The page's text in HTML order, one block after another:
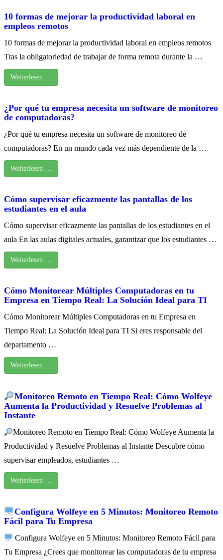
10 formas de mejorar la productividad laboral en
empleos remotos
10 formas de mejorar la productividad laboral en empleos remotos
Tras la obligatoriedad de trabajar de forma remota durante la …
Weiterlesen …
¿Por qué tu empresa necesita un software de monitoreo
de computadoras?
¿Por qué tu empresa necesita un software de monitoreo de
computadoras? En un mundo cada vez más dependiente de la …
Weiterlesen …
Cómo supervisar eficazmente las pantallas de los
estudiantes en el aula
Cómo supervisar eficazmente las pantallas de los estudiantes en el
aula En las aulas digitales actuales, garantizar que los estudiantes …
Weiterlesen …
Cómo Monitorear Múltiples Computadoras en tu
Empresa en Tiempo Real: La Solución Ideal para TI
Cómo Monitorear Múltiples Computadoras en tu Empresa en
Tiempo Real: La Solución Ideal para TI Si eres responsable del
departamento …
Weiterlesen …
Monitoreo Remoto en Tiempo Real: Cómo Wolfeye
Aumenta la Productividad y Resuelve Problemas al
Instante
Monitoreo Remoto en Tiempo Real: Cómo Wolfeye Aumenta la
Productividad y Resuelve Problemas al Instante Descubre cómo
supervisar empleados, estudiantes …
Weiterlesen …
Configura Wolfeye en 5 Minutos: Monitoreo Remoto
Fácil para Tu Empresa
Configura Wolfeye en 5 Minutos: Monitoreo Remoto Fácil para
Tu Empresa ¿Crees que monitorear las computadoras de tu empresa